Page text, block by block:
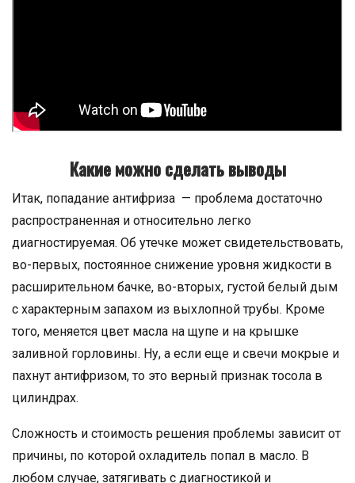
Какие можно сделать выводы
Итак, попадание антифриза — проблема достаточно
распространенная и относительно легко
диагностируемая. Об утечке может свидетельствовать,
во-первых, постоянное снижение уровня жидкости в
расширительном бачке, во-вторых, густой белый дым
с характерным запахом из выхлопной трубы. Кроме
того, меняется цвет масла на щупе и на крышке
заливной горловины. Ну, а если еще и свечи мокрые и
пахнут антифризом, то это верный признак тосола в
цилиндрах.
Сложность и стоимость решения проблемы зависит от
причины, по которой охладитель попал в масло. В
любом случае, затягивать с диагностикой и